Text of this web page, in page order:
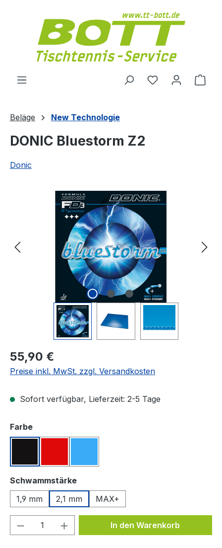
Du hast 0
Beläge New Technologie
DONIC Bluestorm Z2
Donic
Regulärer Preis:
55,90 €
Preise inkl. MwSt. zzgl. Versandkosten
Sofort verfügbar, Lieferzeit: 2-5 Tage
Farbeauswählen
Schwammstärkeauswählen
1,9 mm
2,1 mm MAX+
Produkt Anzahl: Gib denIn den Warenkorb